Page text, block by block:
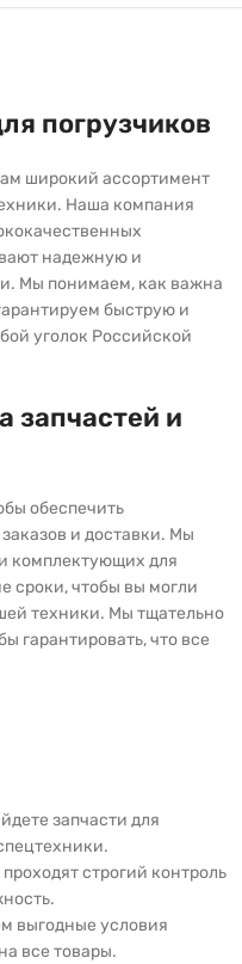
погрузчиков
широкий ассортимент
Наша компания
надежную и
Мы понимаем, как важна
быструю и
уголок Российской
запчастей и
обеспечить
и доставки. Мы
комплектующих для
сроки, чтобы вы могли
техники. Мы тщательно
гарантировать, что все
запчасти для
строгий контроль
выгодные условия
все товары.